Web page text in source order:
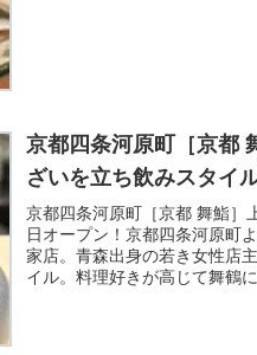
京都四条河原町［京都
ざいを立ち飲みスタイ
京都四条河原町［京都 舞鮨］
日オープン！京都四条河原町
家店。青森出身の若き女性店
イル。料理好きが高じて舞鶴
な品々。なかなか京都に出回